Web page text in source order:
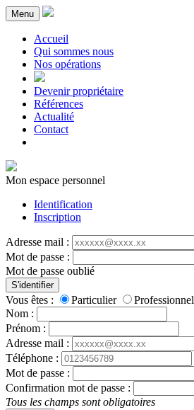
Menu
Accueil
Qui sommes nous
Nos opérations
Devenir propriétaire
Références
Actualité
Contact
Mon espace personnel
Identification
Inscription
Adresse mail :
Mot de passe :
Mot de passe oublié
S'identifier
Vous êtes : Particulier
Professionnel
Nom :
Prénom :
Adresse mail :
Téléphone :
Mot de passe :
Confirmation mot de passe :
Tous les champs sont obligatoires